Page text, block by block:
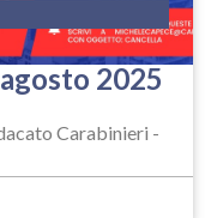
2025
Carabinieri -